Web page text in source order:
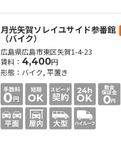
月光矢賀ソレイユサイド参番館
（バイク）
広島県広島市東区矢賀1-4-23
賃料： 4,400円
形態：バイク, 平置き